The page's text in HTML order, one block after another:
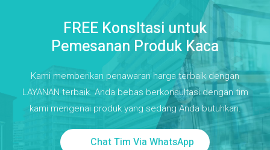
FREE Konsltasi untuk
Pemesanan Produk Kaca
Kami memberikan penawaran harga terbaik dengan
LAYANAN terbaik. Anda bebas berkonsultasi dengan tim
kami mengenai produk yang sedang Anda butuhkan.
Chat Tim Via WhatsApp